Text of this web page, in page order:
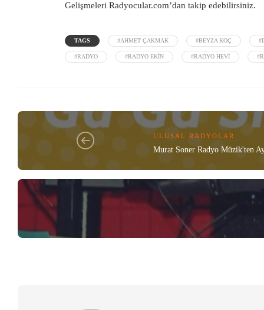
Gelişmeleri Radyocular.com’dan takip edebilirsiniz.
TAGS #AHMET ÇAKMAK #BEYZA KOÇ
#RADYO #RADYO EKIN #RADYO HEVI
ULUSAL RADYOLAR
Murat Soner Radyo Müzik'ten